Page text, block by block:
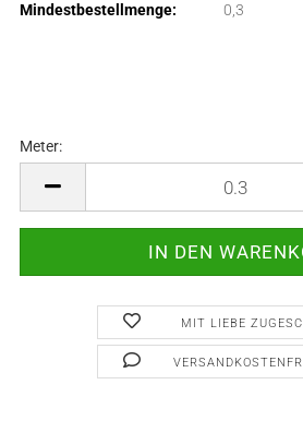
Mindestbestellmenge: 0,3
Meter:
MIT LIEBE